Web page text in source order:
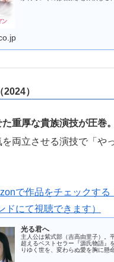
）
重厚な貴族演技が圧巻。
両立させる演技で「や
で作品をチェックす
ドにて視聴できます）
光る君へ
主人公は紫式部（吉高由里子）。
超えるベストセラー『源氏物語』
りゆく世を、変わらぬ愛を胸に懸